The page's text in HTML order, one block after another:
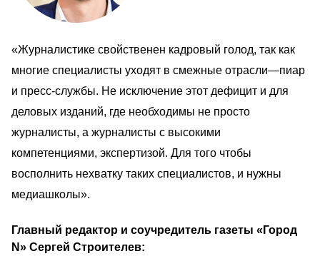
«Журналистике свойственен кадровый голод, так как
многие специалисты уходят в смежные отрасли—пиар
и пресс-службы. Не исключение этот дефицит и для
деловых изданий, где необходимы не просто
журналисты, а журналисты с высокими
компетенциями, экспертизой. Для того чтобы
восполнить нехватку таких специалистов, и нужны
медиашколы».
Главный редактор и соучредитель газеты «Город
N» Сергей Строителев: